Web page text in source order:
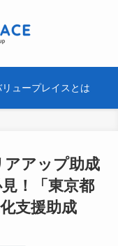
リュープレイスとは
アアップ助成
！「東京都
支援助成